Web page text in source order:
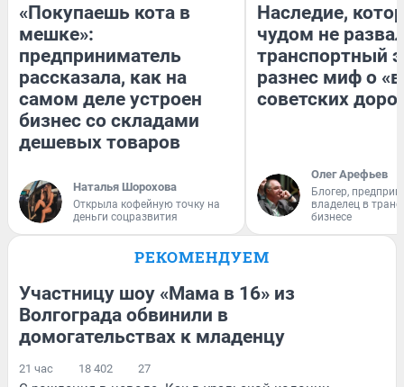
«Покупаешь кота в
мешке»:
предприниматель
рассказала, как на
самом деле устроен
бизнес со складами
дешевых товаров
Наталья Шорохова
Открыла кофейную точку на
деньги соцразвития
Наследие,
чудом не
транспортный
разнес миф о
советских
Олег Арефьев
Блогер,
владелец в
бизнесе
РЕКОМЕНДУЕМ
Участницу шоу «Мама в 16» из
Волгограда обвинили в
домогательствах к младенцу
21 час 18 402 27